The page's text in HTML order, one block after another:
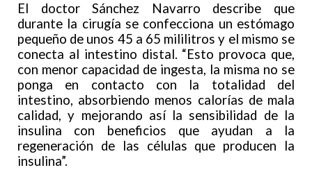
El doctor Sánchez Navarro describe que
durante la cirugía se confecciona un estómago
pequeño de unos 45 a 65 mililitros y el mismo se
conecta al intestino distal. “Esto provoca que,
con menor capacidad de ingesta, la misma no se
ponga en contacto con la totalidad del
intestino, absorbiendo menos calorías de mala
calidad, y mejorando así la sensibilidad de la
insulina con beneficios que ayudan a la
regeneración de las células que producen la
insulina”.